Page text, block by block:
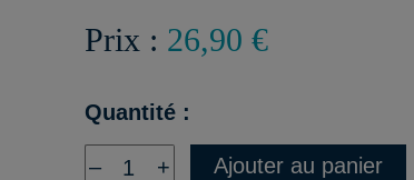
Prix : 26,90 €
Quantité :
– + Ajouter au panier